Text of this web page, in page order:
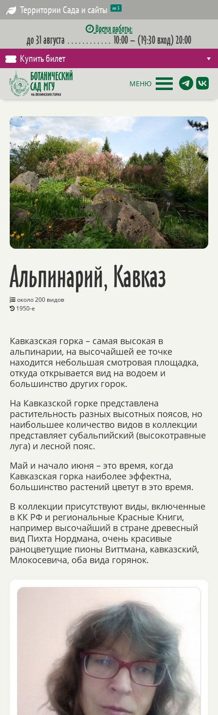
Территории Сада и сайты их 3
Время работы:
до 31 августа ………… 10:00 – (19:30 вход) 20:00
Купить билет
МЕНЮ
Альпинарий, Кавказ
около 200 видов
1950-е
Кавказская горка – самая высокая в
альпинарии, на высочайшей ее точке
находится небольшая смотровая площадка,
откуда открывается вид на водоем и
большинство других горок.
На Кавказской горке представлена
растительность разных высотных поясов, но
наибольшее количество видов в коллекции
представляет субальпийский (высокотравные
луга) и лесной пояс.
Май и начало июня – это время, когда
Кавказская горка наиболее эффектна,
большинство растений цветут в это время.
В коллекции присутствуют виды, включенные
в КК РФ и региональные Красные Книги,
например высочайший в стране древесный
вид Пихта Нордмана, очень красивые
раноцветущие пионы Виттмана, кавказский,
Млокосевича, оба вида горянок.